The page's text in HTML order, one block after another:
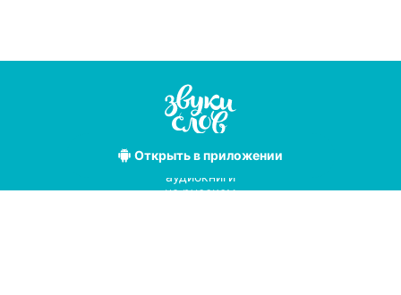
Открытьв приложении
Лучшие
аудиокниги
на русском